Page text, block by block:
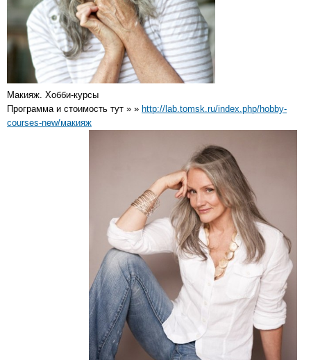
Макияж. Хобби-курсы
Программа и стоимость тут » » http://lab.tomsk.ru/index.php/hobby-
courses-new/макияж